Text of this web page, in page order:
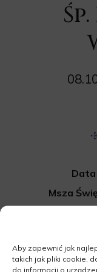
Aby zapewnić jak
takich jak pliki cookie,
do informacji o
Msza